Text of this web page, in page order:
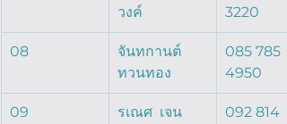
วงค์
3220
08
จันทกานต์
ทวนทอง
085 785
4950
09
รเณศ  เจน
092 814